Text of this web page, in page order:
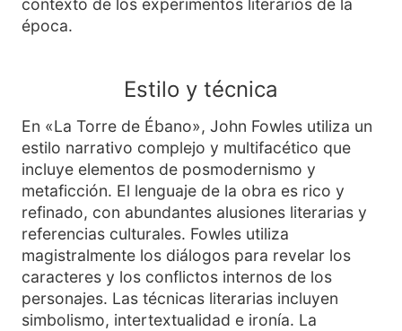
contexto de los experimentos literarios de la
época.
Estilo y técnica
En «La Torre de Ébano», John Fowles utiliza un
estilo narrativo complejo y multifacético que
incluye elementos de posmodernismo y
metaficción. El lenguaje de la obra es rico y
refinado, con abundantes alusiones literarias y
referencias culturales. Fowles utiliza
magistralmente los diálogos para revelar los
caracteres y los conflictos internos de los
personajes. Las técnicas literarias incluyen
simbolismo, intertextualidad e ironía. La